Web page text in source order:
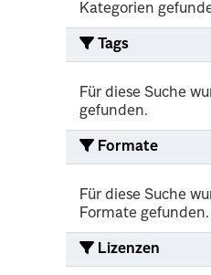
Kategorien
Tags
Für diese Suche
gefunden.
Formate
Für diese Suche
Formate gefunden.
Lizenzen